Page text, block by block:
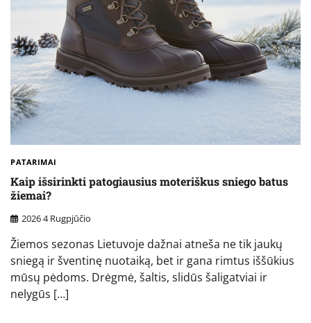
PATARIMAI
Kaip išsirinkti patogiausius moteriškus sniego batus
žiemai?
2026 4 Rugpjūčio
Žiemos sezonas Lietuvoje dažnai atneša ne tik jaukų
sniegą ir šventinę nuotaiką, bet ir gana rimtus iššūkius
mūsų pėdoms. Drėgmė, šaltis, slidūs šaligatviai ir
nelygūs […]